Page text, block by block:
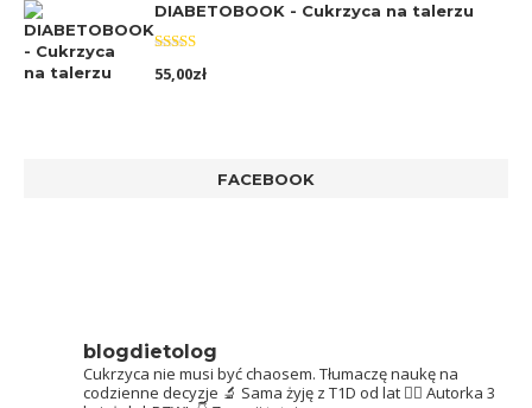
DIABETOBOOK - Cukrzyca na talerzu
Oceniono
5.00na 5
55,00zł
FACEBOOK
blogdietolog
Cukrzyca nie musi być chaosem. Tłumaczę naukę na
codzienne decyzje 🔬 Sama żyję z T1D od lat 👩‍⚕️ Autorka 3